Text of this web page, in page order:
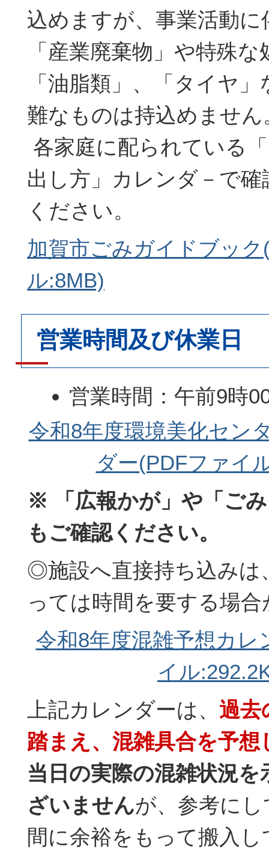
込めますが、事業活動に
「産業廃棄物」や特殊
「油脂類」、「タイヤ
難なものは持込めません
各家庭に配られている
出し方」カレンダ－で
ください。
加賀市ごみガイドブッ
ル:8MB)
営業時間及び休業日
営業時間：午前9時
分
休業日：水曜日、
日、8月15日、年末
（機器点検日等）
令和8年度環境美化セン
ダー(PDFファイ
※ 「広報かが」や「ご
もご確認ください。
◎施設へ直接持ち込みは
っては時間を要する場
令和8年度混雑予想カレ
イル
上記カレンダーは、 過去
踏まえ、混雑具合を予想
当日の実際の混雑状況
ざいませんが、参考に
間に余裕をもって搬入